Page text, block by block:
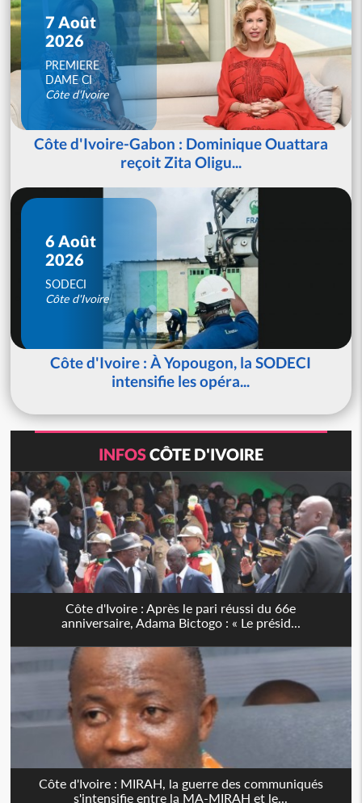
7 Août
2026
PREMIERE
DAME CI
Côte d'Ivoire
Côte d'Ivoire-Gabon : Dominique Ouattara
reçoit Zita Oligu...
6 Août
2026
SODECI
Côte d'Ivoire
Côte d'Ivoire : À Yopougon, la SODECI
intensifie les opéra...
INFOSCÔTE D'IVOIRE
Côte d'Ivoire : Après le pari réussi du 66e
anniversaire, Adama Bictogo : « Le présid...
Côte d'Ivoire : MIRAH, la guerre des communiqués
s'intensifie entre la MA-MIRAH et le...